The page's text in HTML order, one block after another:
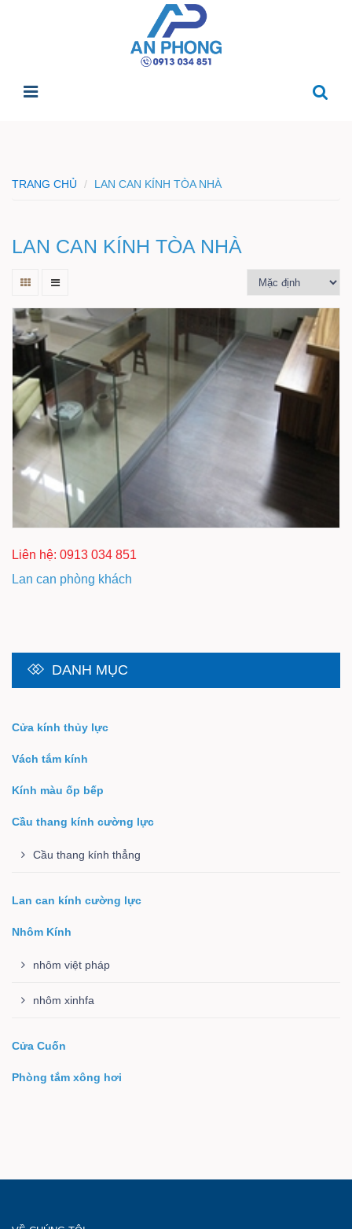
TRANG CHỦ LAN CAN KÍNH TÒA NHÀ
DANH MỤC
Cửa kính thủy lực
Vách tắm kính
Kính màu ốp bếp
Cầu thang kính cường lực
Cầu thang kính thẳng
Lan can kính cường lực
Nhôm Kính
nhôm việt pháp
nhôm xinhfa
Cửa Cuốn
Phòng tắm xông hơi
LAN CAN KÍNH TÒA NHÀ
Liên hệ: 0913 034 851
Lan can phòng khách